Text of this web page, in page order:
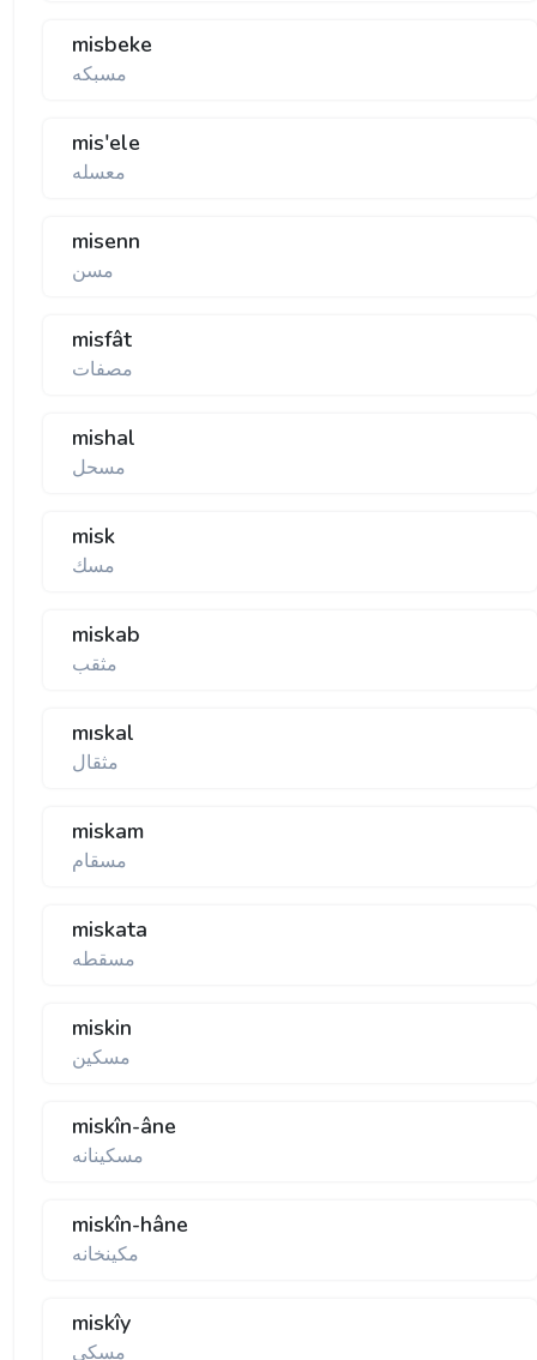
misbeke
مسبكه
mis'ele
معسله
misenn
مسن
misfât
مصفات
mishal
مسحل
misk
مسك
miskab
مثقب
mıskal
مثقال
miskam
مسقام
miskata
مسقطه
miskin
مسكين
miskîn-âne
مسكينانه
miskîn-hâne
مكينخانه
miskîy
مسكی